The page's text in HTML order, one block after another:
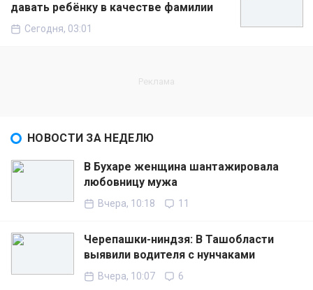
давать ребёнку в качестве фамилии
Сегодня, 03:01
НОВОСТИ ЗА НЕДЕЛЮ
В Бухаре женщина шантажировала
любовницу мужа
Вчера, 10:18 11
Черепашки-ниндзя: В Ташобласти
выявили водителя с нунчаками
Вчера, 10:07 6